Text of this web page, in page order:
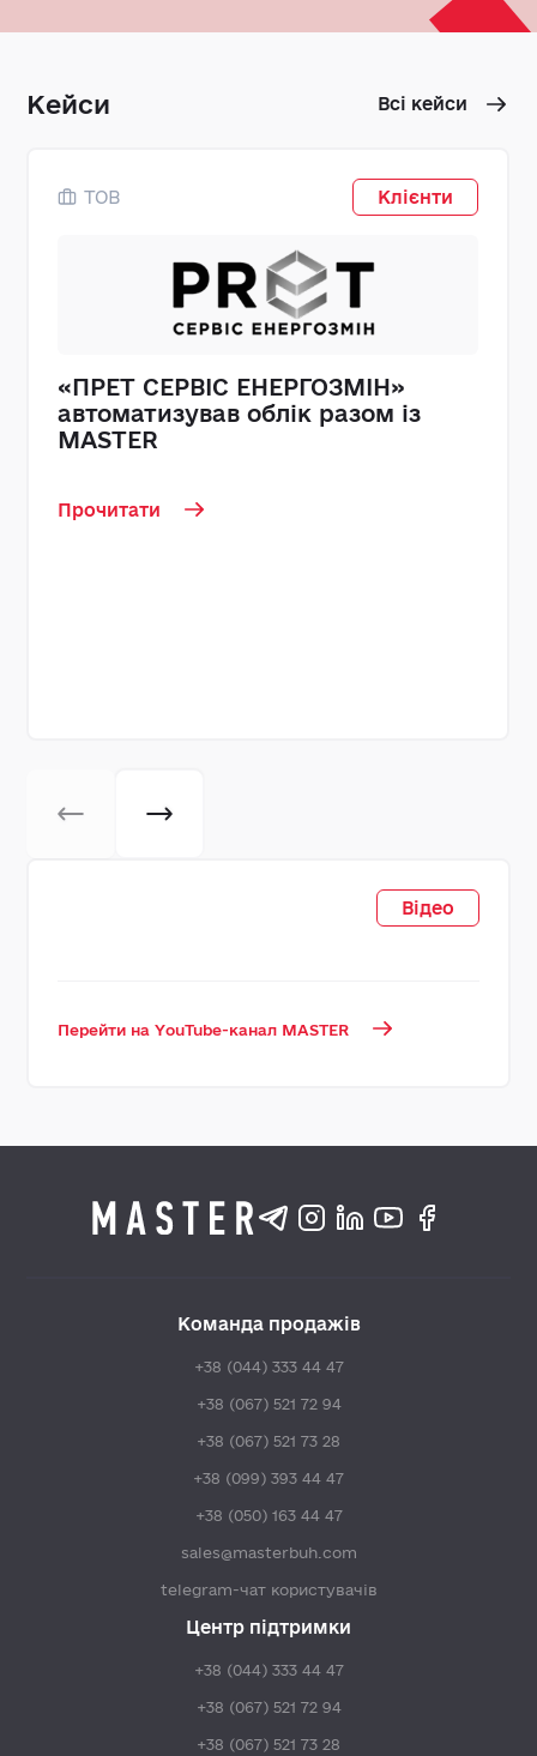
Кейси Всі кейси
ТОВ Клієнти
«ПРЕТ СЕРВІС ЕНЕРГОЗМІН»
автоматизував облік разом із
MASTER
Прочитати
Відео
Перейти на YouTube-канал MASTER
Команда продажів
+38 (044) 333 44 47
+38 (067) 521 72 94
+38 (067) 521 73 28
+38 (099) 393 44 47
+38 (050) 163 44 47
sales@masterbuh.com
telegram-чат користувачів
Центр підтримки
+38 (044) 333 44 47
+38 (067) 521 72 94
+38 (067) 521 73 28